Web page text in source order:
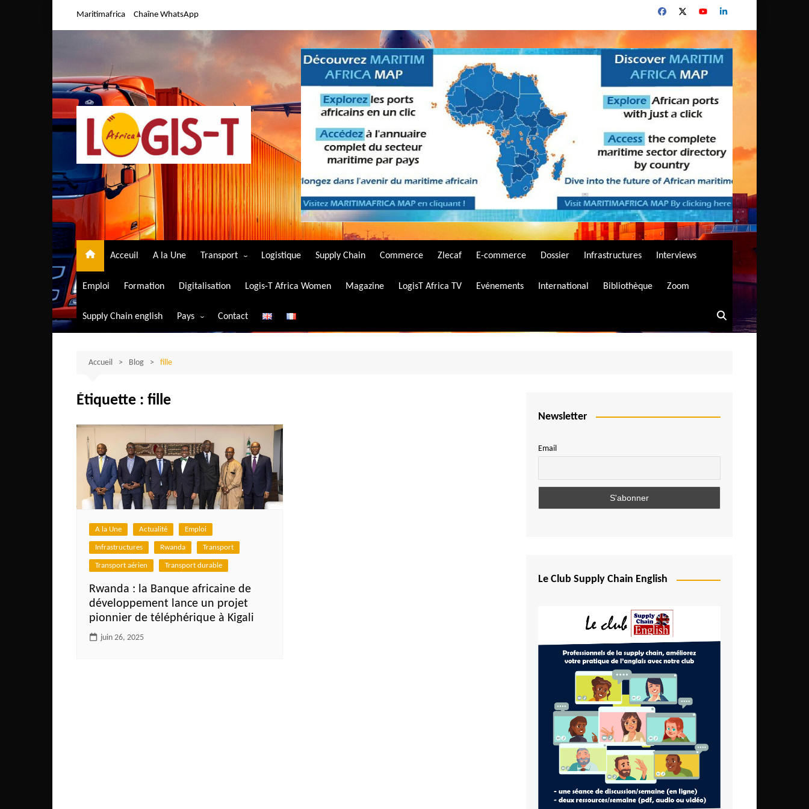
Maritimafrica Chaîne WhatsApp
Acceuil A la Une Transport
Transport aérien
Transport ferroviaire
Logistique Supply Chain Commerce Zlecaf E-commerce Dossier Infrastructures Interviews
Emploi Formation Digitalisation Logis-T Africa Women Magazine LogisT Africa TV Evénements International Bibliothèque Zoom
Supply Chain english Pays
Burkina-Faso
Burundi
Bostwana
Cameroun
Centrafrique
Comores
Côte d’Ivoire
Djibouti
Egypte
Ethiopie
Contact
Accueil Blog fille
Étiquette : fille
A la Une Actualité Emploi
Infrastructures Rwanda Transport
Transport aérien Transport durable
Rwanda : la Banque africaine de
développement lance un projet
pionnier de téléphérique à Kigali
juin 26, 2025
Newsletter
Email
Le Club Supply Chain English